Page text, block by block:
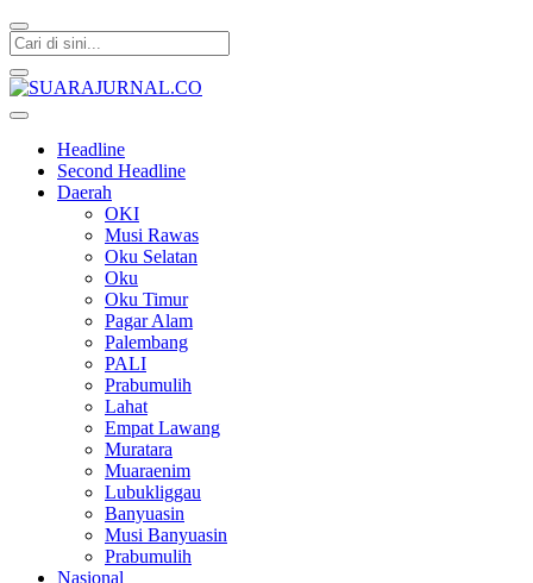
Headline
Second Headline
Daerah
OKI
Musi Rawas
Oku Selatan
Oku
Oku Timur
Pagar Alam
Palembang
PALI
Prabumulih
Lahat
Empat Lawang
Muratara
Muaraenim
Lubukliggau
Banyuasin
Musi Banyuasin
Prabumulih
Nasional